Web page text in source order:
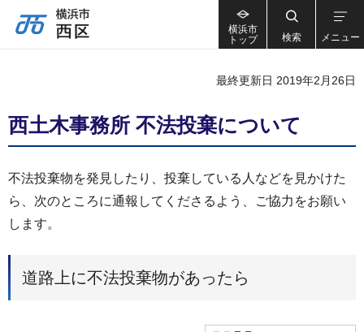
横浜市
トップ
検索 メニュー
最終更新日 2019年2月26日
西土木事務所 不法投棄について
不法投棄物を発見したり、投棄している人などを見かけた
ら、次のところに通報してくださるよう、ご協力をお願い
します。
道路上に不法投棄物があったら